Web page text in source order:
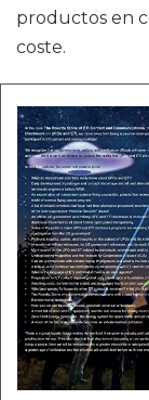
productos en
coste.